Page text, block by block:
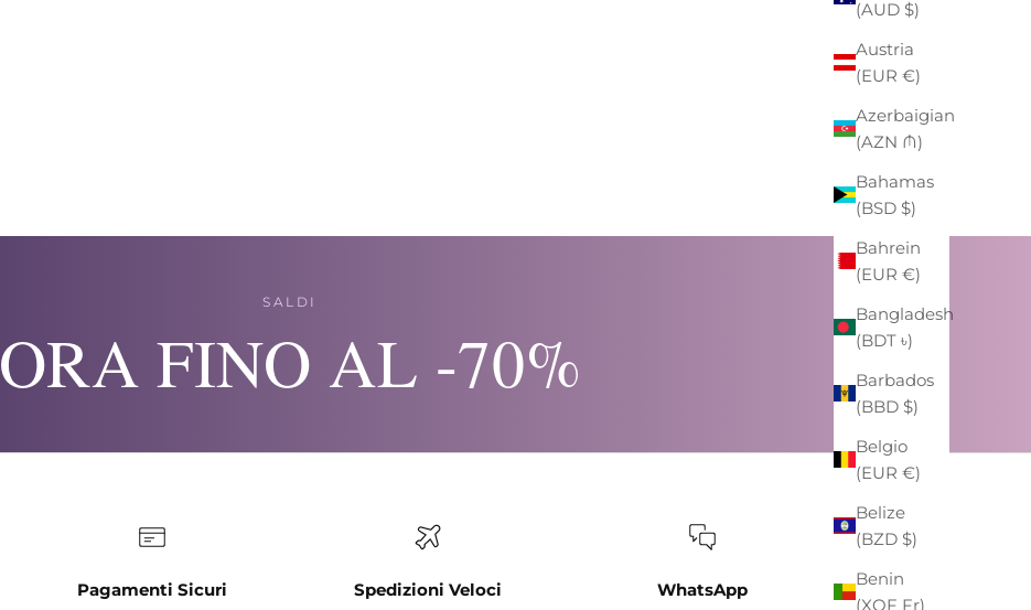
(AUD $)
Austria
(EUR €)
Azerbaigian
(AZN ₼)
Bahamas
(BSD $)
Bahrein
(EUR €)
Bangladesh
(BDT ৳)
Barbados
(BBD $)
Belgio
(EUR €)
Belize
(BZD $)
Benin
(XOF Fr)
SALDI
ORA FINO AL -70%
Pagamenti Sicuri
Spedizioni Veloci
WhatsApp